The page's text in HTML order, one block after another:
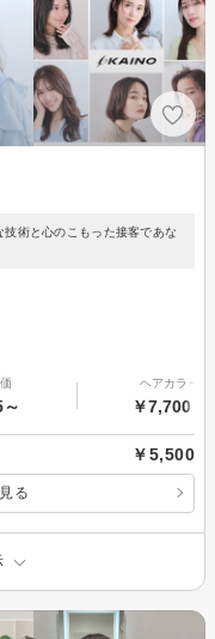
術と心のこもった接客であな
ヘアカラー
￥7,700～
￥5,500
る